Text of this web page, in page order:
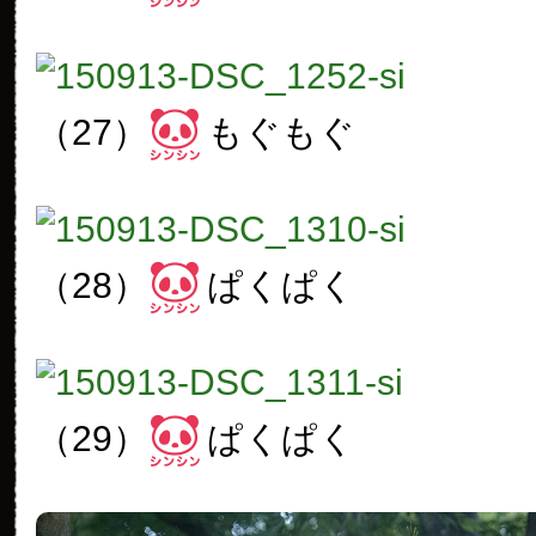
（27） もぐもぐ
（28） ぱくぱく
（29） ぱくぱく